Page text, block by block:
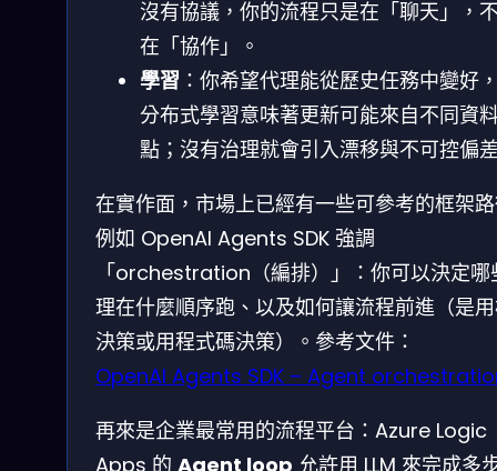
沒有協議，你的流程只是在「聊天」，
在「協作」。
學習 ：你希望代理能從歷史任務中變好
分布式學習意味著更新可能來自不同資
點；沒有治理就會引入漂移與不可控偏
在實作面，市場上已經有一些可參考的框架
例如 OpenAI Agents SDK 強調
「orchestration（編排）」：你可以決定哪
理在什麼順序跑、以及如何讓流程前進（是
決策或用程式碼決策）。參考文件：
OpenAI Agents SDK – Agent
再來是企業最常用的流程平台：Azure Logic
Apps 的 Agent loop 允許用 LLM 來完成多